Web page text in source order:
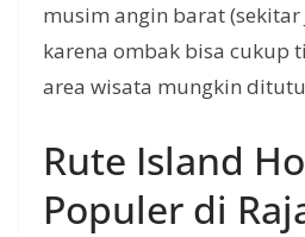
musim angin barat (sekitar
karena ombak bisa cukup
area wisata mungkin
Rute Island
Populer di